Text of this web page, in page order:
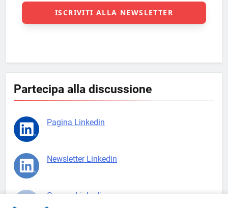
Partecipa alla discussione
Pagina Linkedin
Newsletter Linkedin
Gruppo Linkedin